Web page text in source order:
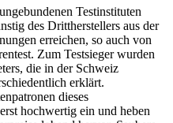
Testinstituten
des Drittherstellers aus der
erreichen, so auch von
Zum Testsieger wurden
die in der Schweiz
erklärt.
dieses
hochwertig ein und heben